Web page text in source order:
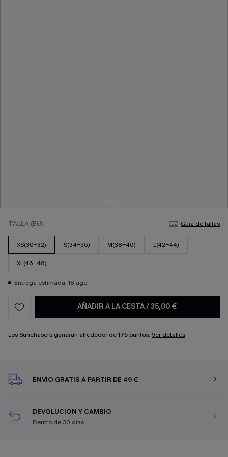
TALLA (EU) Guía de tallas
XS(30-32) S(34-36) M(38-40) L(42-44)
XL(46-48)
Entrega estimada: 18 ago.
AÑADIR A LA CESTA/35,00 €
Los Sunchasers ganarán alrededor de175 puntos. Ver detalles
ENVÍO GRATIS A PARTIR DE 49 €
DEVOLUCIÓN Y CAMBIO
Dentro de 30 días